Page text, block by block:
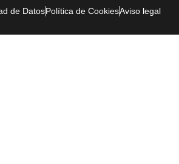
de DatosPolítica de CookiesAviso legal